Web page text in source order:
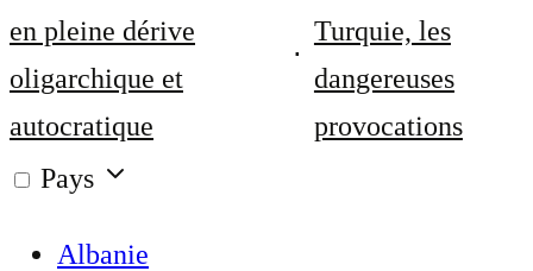
en pleine dérive
oligarchique et
autocratique
Turquie, les
dangereuses
provocations
Pays
Albanie